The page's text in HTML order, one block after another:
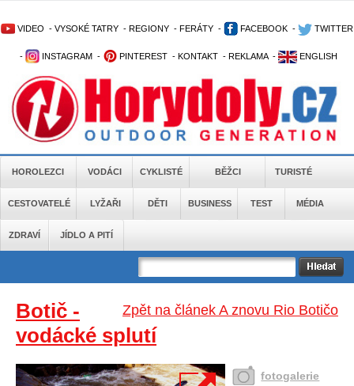
VIDEO - VYSOKÉ TATRY - REGIONY - FERÁTY - FACEBOOK - TWITTER
- INSTAGRAM - PINTEREST - KONTAKT - REKLAMA - ENGLISH
HOROLEZCI VODÁCI CYKLISTÉ BĚŽCI TURISTÉ
CESTOVATELÉ LYŽAŘI DĚTI BUSINESS TEST MÉDIA
ZDRAVÍ JÍDLO A PITÍ
Zpět na článek A znovu Rio Botičo
Botič -
vodácké splutí
fotogalerie